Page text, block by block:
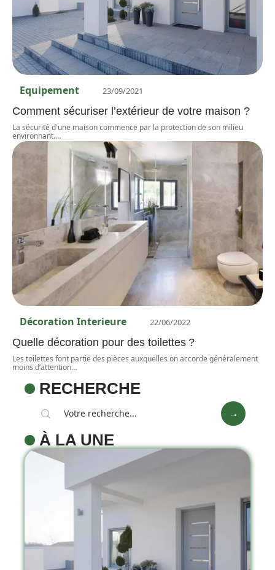
Equipement 23/09/2021
Comment sécuriser l’extérieur de votre maison ?
La sécurité d'une maison commence par la protection de son milieu
environnant.…
Décoration Interieure 22/06/2022
Quelle décoration pour des toilettes ?
Les toilettes font partie des pièces auxquelles on accorde généralement
moins d’attention…
RECHERCHE
À LA UNE